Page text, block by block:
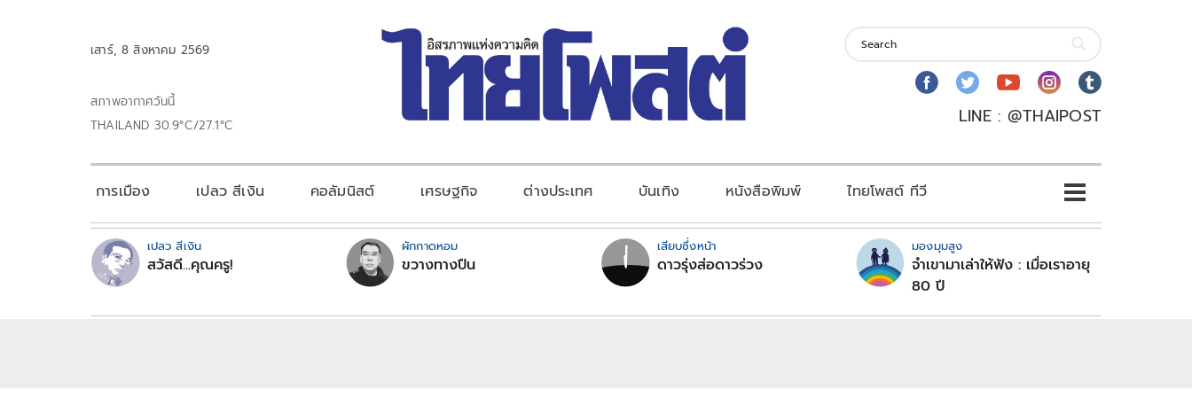
เสาร์, 8 สิงหาคม 2569
สภาพอากาศวันนี้
THAILAND 30.9°C/27.1°C
LINE : @THAIPOST
การเมือง เปลว สีเงิน คอลัมนิสต์ เศรษฐกิจ ต่างประเทศ บันเทิง หนังสือพิมพ์ ไทยโพสต์ ทีวี
เปลว สีเงิน
สวัสดี...คุณครู!
ผักกาดหอม
ขวางทางปืน
เสียบซึ่งหน้า
ดาวรุ่งส่อดาวร่วง
มองมุมสูง
จำเขามาเล่าให้ฟัง : เมื่อเราอายุ
80 ปี